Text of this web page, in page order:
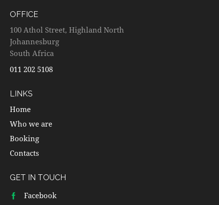
OFFICE
100 Athol Street, Highland North
Johannesburg
South Africa
011 202 5108
LINKS
Home
Who we are
Booking
Contacts
GET IN TOUCH
Facebook